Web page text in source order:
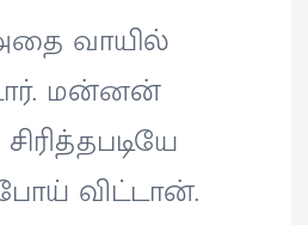
வாயில்
மன்னன்
விட்டான்.